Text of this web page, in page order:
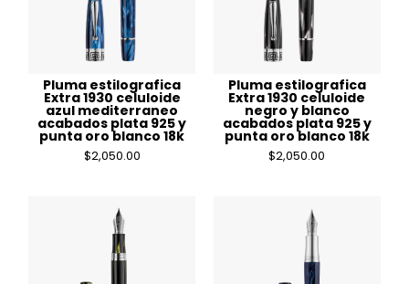
Pluma estilografica
Extra 1930 celuloide
azul mediterraneo
acabados plata 925 y
punta oro blanco 18k
$2,050.00
Pluma estilografica
Extra 1930 celuloide
negro y blanco
acabados plata 925 y
punta oro blanco 18k
$2,050.00